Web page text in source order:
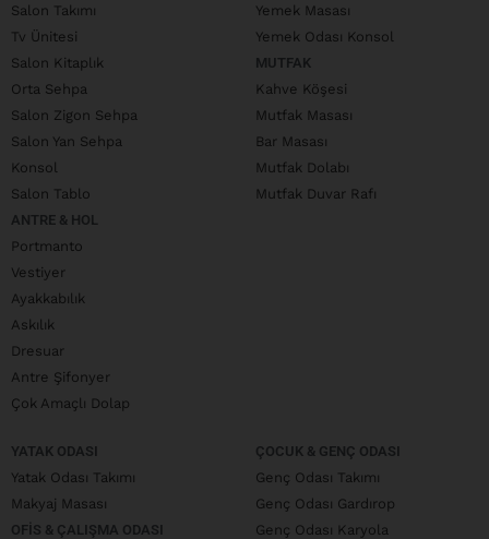
Salon Takımı
Tv Ünitesi
Salon Kitaplık
Orta Sehpa
Salon Zigon Sehpa
Salon Yan Sehpa
Konsol
Salon Tablo
ANTRE & HOL
Portmanto
Vestiyer
Ayakkabılık
Askılık
Dresuar
Antre Şifonyer
Çok Amaçlı Dolap
Yemek Masası
Yemek Odası Konsol
MUTFAK
Kahve Köşesi
Mutfak Masası
Bar Masası
Mutfak Dolabı
Mutfak Duvar Rafı
YATAK ODASI
Yatak Odası Takımı
Makyaj Masası
OFIS & ÇALIŞMA ODASI
ÇOCUK & GENÇ ODASI
Genç Odası Takımı
Genç Odası Gardırop
Genç Odası Karyola